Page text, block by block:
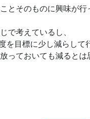
とそのものに興味が
で考えているし、
目標に少し減らして
っておいても減るとは